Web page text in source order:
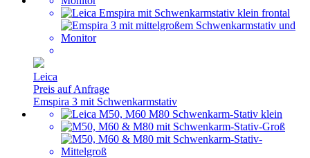
Leica
Preis auf Anfrage
Emspira 3 mit Schwenkarmstativ